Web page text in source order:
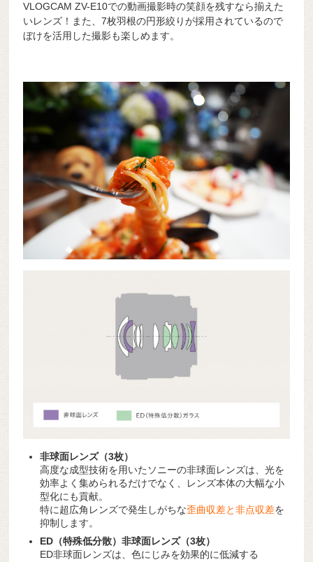
VLOGCAM ZV-E10での動画撮影時の笑顔を残すなら揃えた
いレンズ！また、7枚羽根の円形絞りが採用されているので
ぼけを活用した撮影も楽しめます。
非球面レンズ（3枚）
高度な成型技術を用いたソニーの非球面レンズは、光を
効率よく集められるだけでなく、レンズ本体の大幅な小
型化にも貢献。
特に超広角レンズで発生しがちな歪曲収差と非点収差を
抑制します。
ED（特殊低分散）非球面レンズ（3枚）
ED非球面レンズは、色にじみを効果的に低減する